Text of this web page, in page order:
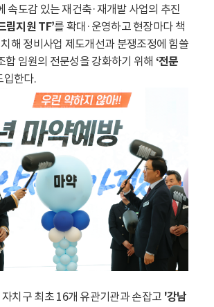
속도감 있는 재건축·재개발 사업의 추진
림지원 TF’를 확대·운영하고 현장마다 책
해 정비사업 제도개선과 분쟁조정에 힘쓸
합 임원의 전문성을 강화하기 위해 ‘전문
입한다.
치구 최초 16개 유관기관과 손잡고 '강남